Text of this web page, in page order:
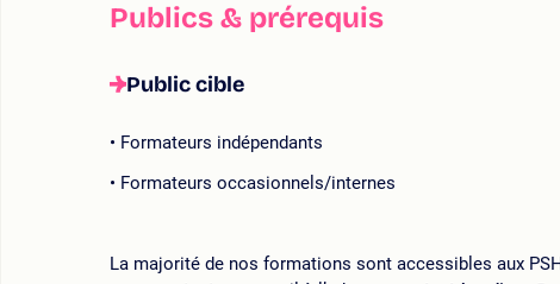
Publics & prérequis
Public cible
Formateurs indépendants
Formateurs occasionnels/internes
La majorité de nos formations sont accessibles aux